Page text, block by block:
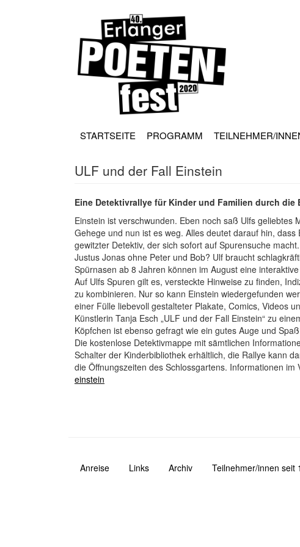
NAVIGATION
STARTSEITE PROGRAMM TEILNEHMER/
ULF und der Fall Einstein
Eine Detektivrallye für Kinder und Familien durch die
Einstein ist verschwunden. Eben noch saß Ulfs geliebtes
Gehege und nun ist es weg. Alles deutet darauf hin,
gewitzter Detektiv, der sich sofort auf Spurensuche
Justus Jonas ohne Peter und Bob? Ulf braucht
Spürnasen ab 8 Jahren können im August eine
Auf Ulfs Spuren gilt es, versteckte Hinweise zu finden,
zu kombinieren. Nur so kann Einstein wiedergefunden
einer Fülle liebevoll gestalteter Plakate, Comics, Videos
Künstlerin Tanja Esch „ULF und der Fall Einstein“ zu
Köpfchen ist ebenso gefragt wie ein gutes Auge und
Die kostenlose Detektivmappe mit sämtlichen
Schalter der Kinderbibliothek erhältlich, die Rallye kann
die Öffnungszeiten des Schlossgartens. Informationen im
einstein
Anreise Links Archiv Teilnehmer/innen seit